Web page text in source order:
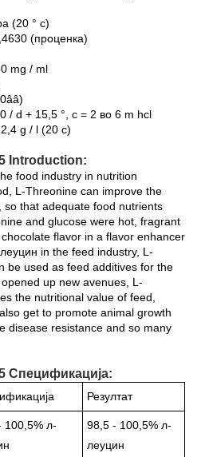
(20 ° c)
(проценка)
mg / ml
/ d + 15,5 °, c = 2 во 6 m hcl
g / l (20 c)
Introduction:
food industry in nutrition
L-Threonine can improve the
so that adequate food nutrients
and glucose were hot, fragrant
flavor in a flavor enhancer
in the feed industry, L-
be used as feed additives for the
up new avenues, L-
the nutritional value of feed,
get to promote animal growth
disease resistance and so many
Спецификација:
Резултат
100,5% л-
98,5 - 100,5% л-
леуцин